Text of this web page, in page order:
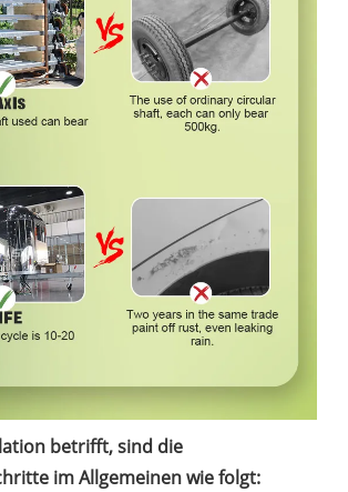
betrifft, sind die
im Allgemeinen wie folgt: